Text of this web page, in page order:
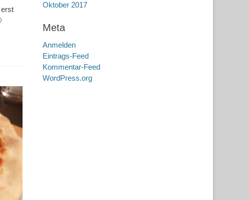
Oktober 2017
Meta
Anmelden
Eintrags-Feed
Kommentar-Feed
WordPress.org